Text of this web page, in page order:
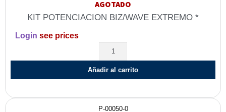
AGOTADO
KIT POTENCIACION BIZ/WAVE EXTREMO *
Login see prices
Añadir al carrito
P-00050-0